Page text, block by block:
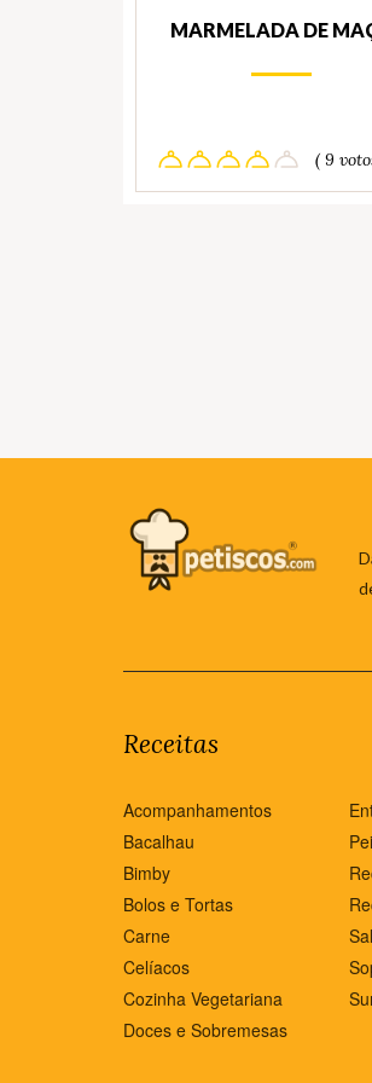
MARMELADA DE
( 9
Receitas
Acompanhamentos
Bacalhau
Bimby
Bolos e Tortas
Carne
Celíacos
Cozinha Vegetariana
Doces e Sobremesas